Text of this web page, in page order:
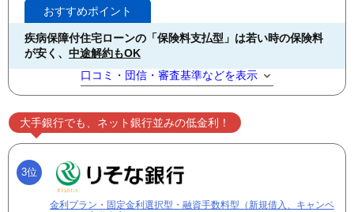
おすすめポイント
疾病保障付住宅ローンの「保険料支払型」は若い時の保険料
が安く、 中途解約もOK
口コミ・団信・審査基準などを表示
大手銀行でも、ネット銀行並みの低金利！
3位
金利プラン・固定金利選択型・融資手数料型（新規借入、キャンペ